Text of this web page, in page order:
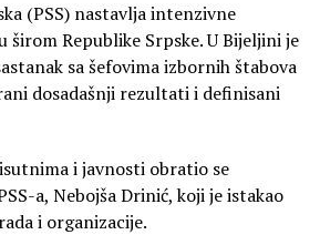
(PSS) nastavlja intenzivne
Republike Srpske. U Bijeljini je
sa šefovima izbornih štabova
dosadašnji rezultati i definisani
i javnosti obratio se
a, Nebojša Drinić, koji je istakao
i organizacije.